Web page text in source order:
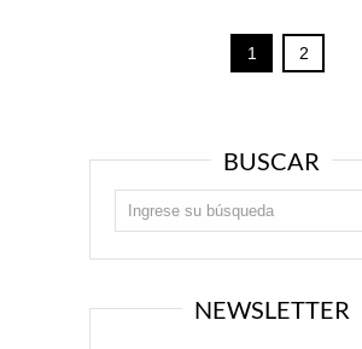
1 2
BUSCAR
NEWSLETTER